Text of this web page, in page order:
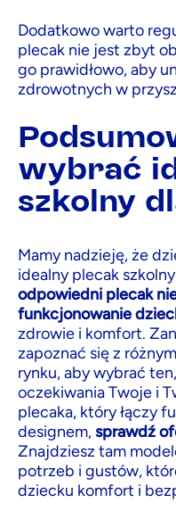
Dodatkowo warto
plecak nie jest zbyt
go prawidłowo, aby
zdrowotnych w
wybrać
szkolny
Mamy nadzieję, że
idealny plecak
odpowiedni plecak
funkcjonowanie
zdrowie i komfort.
zapoznać się z
rynku, aby wybrać
oczekiwania Twoje i
plecaka, który łączy
designem,sprawdź
Znajdziesz tam
potrzeb i gustów,
dziecku komfort i